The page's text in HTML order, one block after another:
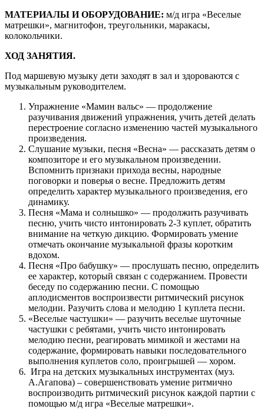
МАТЕРИАЛЫ И ОБОРУДОВАНИЕ: м/д игра «Веселые
матрешки», магнитофон, треугольники, маракасы,
колокольчики.
ХОД ЗАНЯТИЯ.
Под маршевую музыку дети заходят в зал и здороваются с
музыкальным руководителем.
Упражнение «Мамин вальс» — продолжение
разучивания движений упражнения, учить детей делать
перестроение согласно изменению частей музыкального
произведения.
Слушание музыки, песня «Весна» — рассказать детям о
композиторе и его музыкальном произведении.
Вспомнить признаки прихода весны, народные
поговорки и поверья о весне. Предложить детям
определить характер музыкального произведения, его
динамику.
Песня «Мама и солнышко» — продолжить разучивать
песню, учить чисто интонировать 2-3 куплет, обратить
внимание на четкую дикцию. Формировать умение
отмечать окончание музыкальной фразы коротким
вдохом.
Песня «Про бабушку» — прослушать песню, определить
ее характер, который связан с содержанием. Провести
беседу по содержанию песни. С помощью
аплодисментов воспроизвести ритмический рисунок
мелодии. Разучить слова и мелодию 1 куплета песни.
«Веселые частушки» — разучить веселые шуточные
частушки с ребятами, учить чисто интонировать
мелодию песни, реагировать мимикой и жестами на
содержание, формировать навыки последовательного
выполнения куплетов соло, проигрышей — хором.
Игра на детских музыкальных инструментах (муз.
А.Агапова) – совершенствовать умение ритмично
воспроизводить ритмический рисунок каждой партии с
помощью м/д игра «Веселые матрешки».